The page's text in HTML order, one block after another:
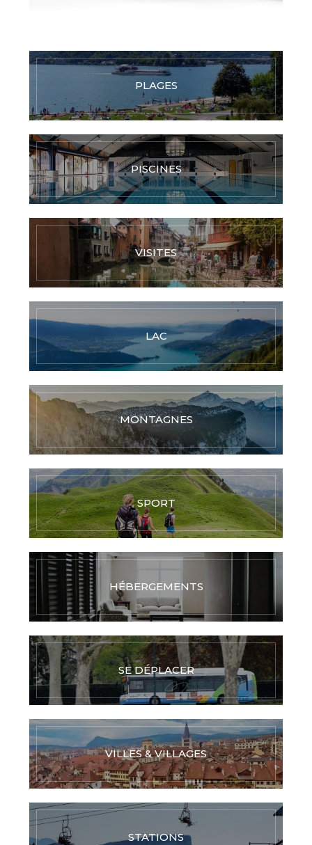
PLAGES
PISCINES
VISITES
LAC
MONTAGNES
SPORT
HÉBERGEMENTS
SE DÉPLACER
VILLES & VILLAGES
STATIONS